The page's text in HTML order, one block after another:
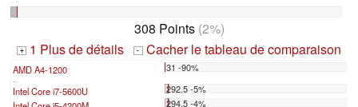
308 Points(2%)
+ 1 Plus de détails - Cacher le tableau de comparaison
AMD A4-1200 31 -90%
...
Intel Core i7-5600U
292.5 -5%
294.5 -4%